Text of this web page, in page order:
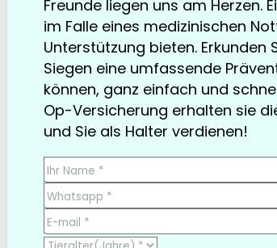
Freunde liegen uns am Herzen.
im Falle eines medizinischen
Unterstützung bieten. Erkunden
Siegen eine umfassende
können, ganz einfach und
Op-Versicherung erhalten sie
und Sie als Halter verdienen!